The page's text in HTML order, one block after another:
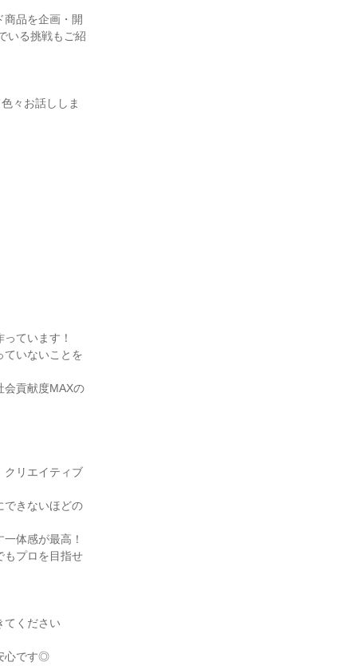
品を企画・開
いる挑戦もご紹
々お話ししま
ています！
ていないことを
会貢献度MAXの
クリエイティブ
できないほどの
体感が最高！
もプロを目指せ
てください
心です◎